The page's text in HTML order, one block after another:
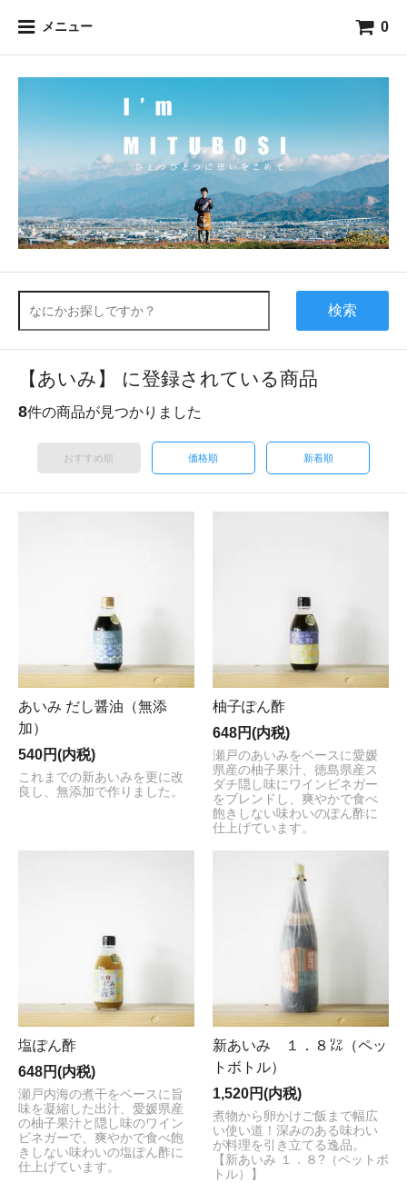
メニュー 0
検索
【あいみ】 に登録されている商品
8件の商品が見つかりました
おすすめ順 価格順 新着順
あいみ だし醤油（無添
加）
540円(内税)
これまでの新あいみを更に改
良し、無添加で作りました。
柚子ぽん酢
648円(内税)
瀬戸のあいみをベースに愛媛
県産の柚子果汁、徳島県産ス
ダチ隠し味にワインビネガー
をブレンドし、爽やかで食べ
飽きしない味わいのぽん酢に
仕上げています。
塩ぽん酢
648円(内税)
瀬戸内海の煮干をベースに旨
味を凝縮した出汁、愛媛県産
の柚子果汁と隠し味のワイン
ビネガーで、爽やかで食べ飽
きしない味わいの塩ぽん酢に
仕上げています。
新あいみ １．８㍑（ペッ
トボトル）
1,520円(内税)
煮物から卵かけご飯まで幅広
い使い道！深みのある味わい
が料理を引き立てる逸品。
【新あいみ １．８?（ペットボ
トル）】